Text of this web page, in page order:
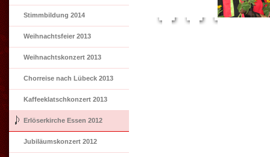
Stimmbildung 2014
Weihnachtsfeier 2013
Weihnachtskonzert 2013
Chorreise nach Lübeck 2013
Kaffeeklatschkonzert 2013
Erlöserkirche Essen 2012
Jubiläumskonzert 2012